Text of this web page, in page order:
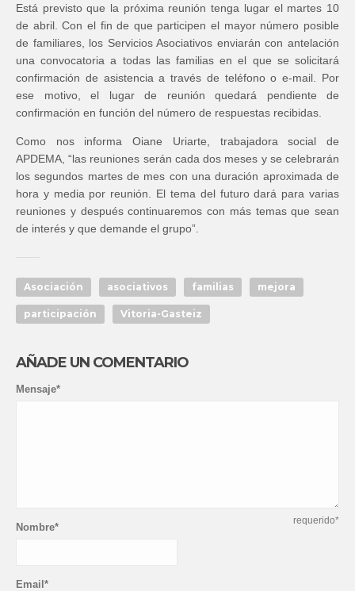
Está previsto que la próxima reunión tenga lugar el martes 10
de abril. Con el fin de que participen el mayor número posible
de familiares, los Servicios Asociativos enviarán con antelación
una convocatoria a todas las familias en el que se solicitará
confirmación de asistencia a través de teléfono o e-mail. Por
ese motivo, el lugar de reunión quedará pendiente de
confirmación en función del número de respuestas recibidas.
Como nos informa Oiane Uriarte, trabajadora social de
APDEMA, “las reuniones serán cada dos meses y se celebrarán
los segundos martes de mes con una duración aproximada de
hora y media por reunión. El tema del futuro dará para varias
reuniones y después continuaremos con más temas que sean
de interés y que demande el grupo”.
Asociación asociativos familias mejora
participación Vitoria-Gasteiz
AÑADE UN COMENTARIO
Mensaje*
requerido*
Nombre*
Email*